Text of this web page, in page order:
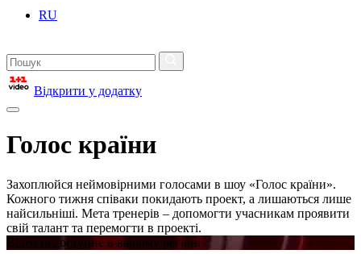
RU
Відкрити у додатку
Голос країни
Захоплюйся неймовірними голосами в шоу «Голос країни».
Кожного тижня співаки покидають проект, а лишаються лише
найсильніші. Мета тренерів – допомогти учасникам проявити
свій талант та перемогти в проекті.
Відео недоступне в вашому регіоні